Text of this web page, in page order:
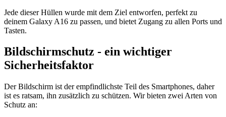
Jede dieser Hüllen wurde mit dem Ziel entworfen, perfekt zu
deinem Galaxy A16 zu passen, und bietet Zugang zu allen Ports und
Tasten.
Bildschirmschutz - ein wichtiger
Sicherheitsfaktor
Der Bildschirm ist der empfindlichste Teil des Smartphones, daher
ist es ratsam, ihn zusätzlich zu schützen. Wir bieten zwei Arten von
Schutz an: